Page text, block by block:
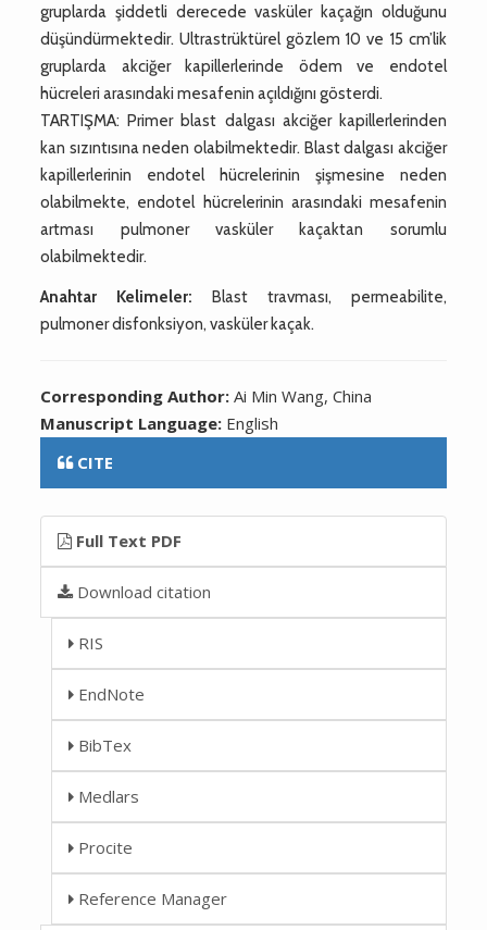
gruplarda şiddetli derecede vasküler kaçağın olduğunu
düşündürmektedir. Ultrastrüktürel gözlem 10 ve 15 cm’lik
gruplarda akciğer kapillerlerinde ödem ve endotel
hücreleri arasındaki mesafenin açıldığını gösterdi.
TARTIŞMA: Primer blast dalgası akciğer kapillerlerinden
kan sızıntısına neden olabilmektedir. Blast dalgası akciğer
kapillerlerinin endotel hücrelerinin şişmesine neden
olabilmekte, endotel hücrelerinin arasındaki mesafenin
artması pulmoner vasküler kaçaktan sorumlu
olabilmektedir.
Anahtar Kelimeler: Blast travması, permeabilite,
pulmoner disfonksiyon, vasküler kaçak.
Corresponding Author:Ai Min Wang, China
Manuscript Language: English
CITE
Full Text PDF
Download citation
RIS
EndNote
BibTex
Medlars
Procite
Reference Manager